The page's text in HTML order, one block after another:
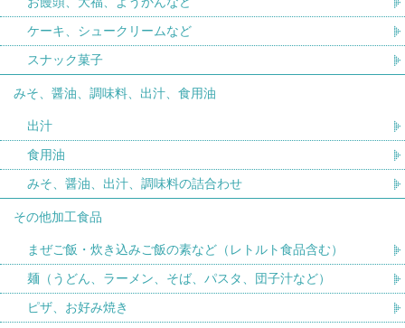
ケーキ、シュークリームなど
スナック菓子
みそ、醤油、調味料、出汁、食用油
出汁
食用油
みそ、醤油、出汁、調味料の詰合わせ
その他加工食品
まぜご飯・炊き込みご飯の素など（レトルト食品含む）
麺（うどん、ラーメン、そば、パスタ、団子汁など）
ピザ、お好み焼き